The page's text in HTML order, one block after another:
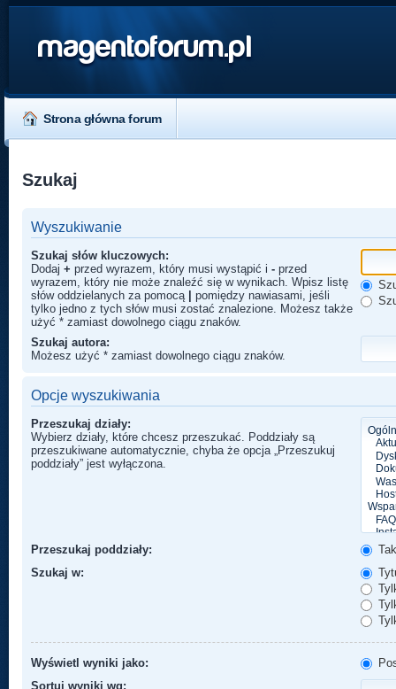
magentoforum.pl
Strona główna forum
Szukaj
Wyszukiwanie
Szukaj słów kluczowych:
Dodaj + przed wyrazem, który musi wystąpić i - przed
wyrazem, który nie może znaleźć się w wynikach. Wpisz listę
słów oddzielanych za pomocą
pomiędzy nawiasami, jeśli
tylko jedno z tych słów musi zostać znalezione. Możesz także
użyć * zamiast dowolnego ciągu znaków.
Szukaj autora:
Możesz użyć * zamiast dowolnego ciągu znaków.
Opcje wyszukiwania
Przeszukaj działy:
Wybierz działy, które chcesz przeszukać. Poddziały są
przeszukiwane automatycznie, chyba że opcja „Przeszukuj
poddziały” jest wyłączona.
Przeszukaj poddziały:
Szukaj w:
Wyświetl wyniki jako:
Sortuj wyniki wg: